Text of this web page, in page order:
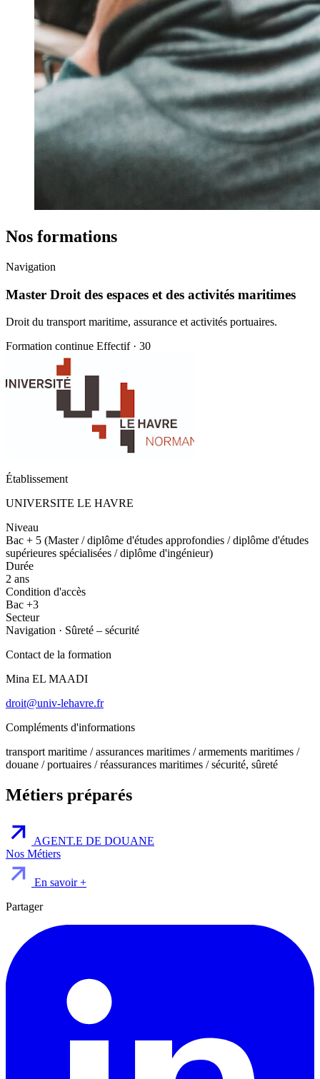
Nos formations
Navigation
Master Droit des espaces et des activités maritimes
Droit du transport maritime, assurance et activités portuaires.
Formation continue Effectif · 30
Établissement
UNIVERSITE LE HAVRE
Niveau
Bac + 5 (Master / diplôme d'études approfondies / diplôme d'études
supérieures spécialisées / diplôme d'ingénieur)
Durée
2 ans
Condition d'accès
Bac +3
Secteur
Navigation · Sûreté – sécurité
Contact de la formation
Mina EL MAADI
droit@univ-lehavre.fr
Compléments d'informations
transport maritime / assurances maritimes / armements maritimes /
douane / portuaires / réassurances maritimes / sécurité, sûreté
Métiers préparés
AGENT.E DE DOUANE
Nos Métiers
En savoir +
Partager